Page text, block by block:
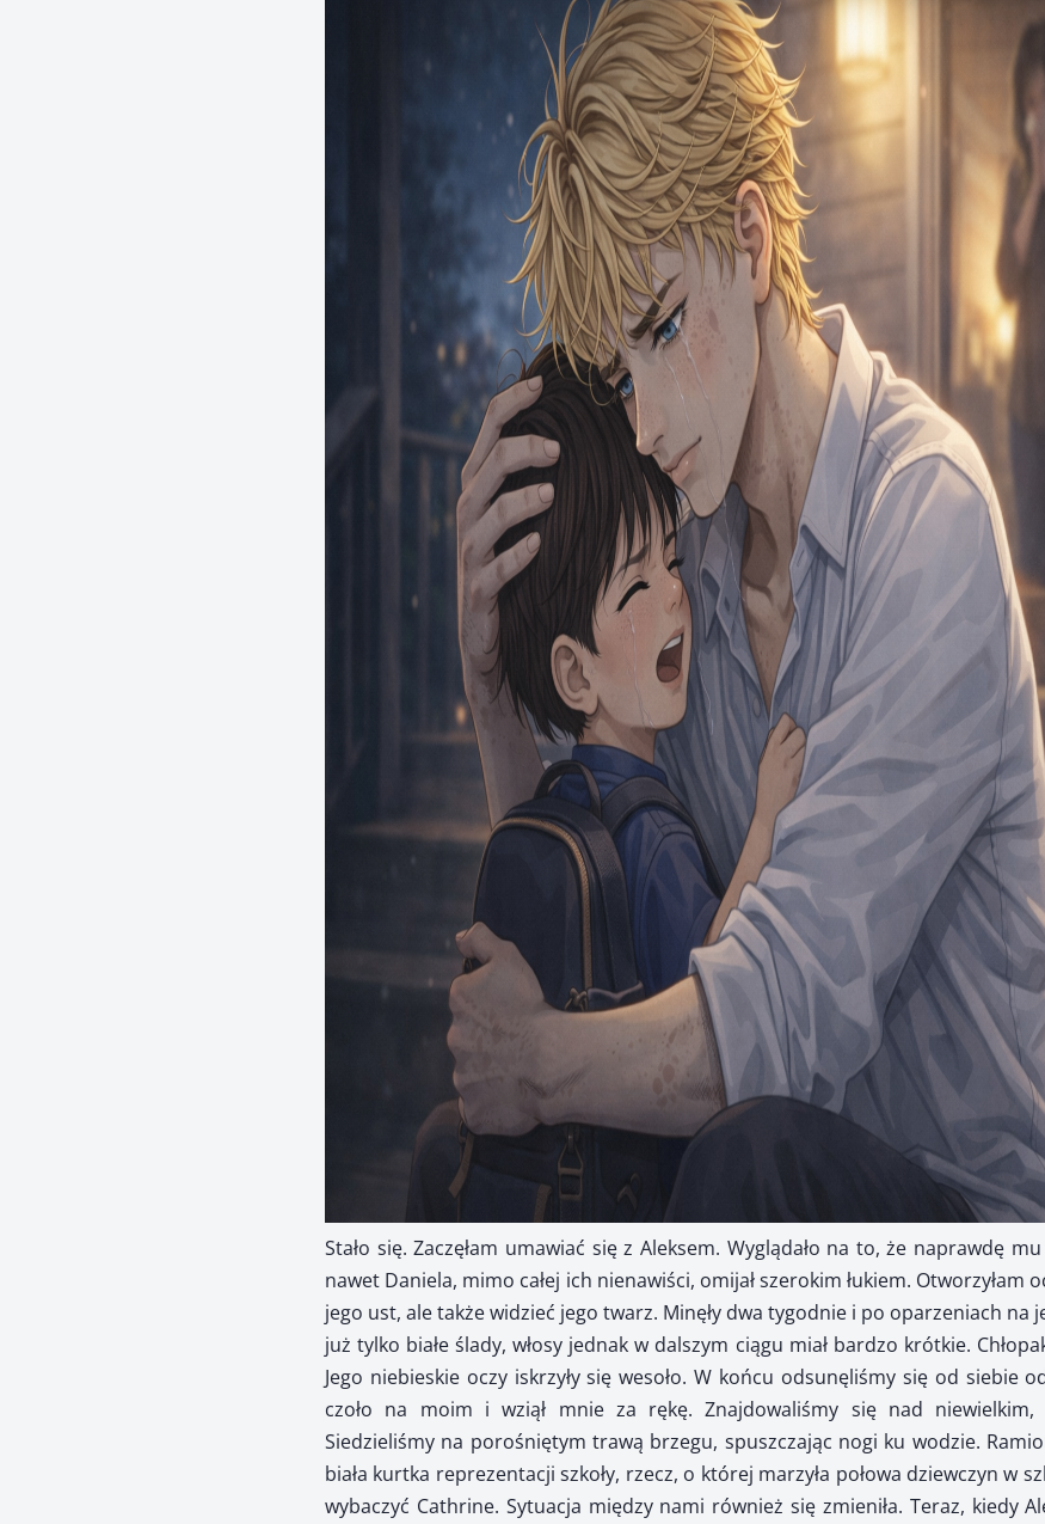
Stało się. Zaczęłam umawiać się z Aleksem. Wyglądało na to, że naprawdę
nawet Daniela, mimo całej ich nienawiści, omijał szerokim łukiem. Otworzyłam
jego ust, ale także widzieć jego twarz. Minęły dwa tygodnie i po oparzeniach na
już tylko białe ślady, włosy jednak w dalszym ciągu miał bardzo krótkie.
Jego niebieskie oczy iskrzyły się wesoło. W końcu odsunęliśmy się od siebie
czoło na moim i wziął mnie za rękę. Znajdowaliśmy się nad niewielkim,
Siedzieliśmy na porośniętym trawą brzegu, spuszczając nogi ku wodzie.
biała kurtka reprezentacji szkoły, rzecz, o której marzyła połowa dziewczyn w
wybaczyć Cathrine. Sytuacja między nami również się zmieniła. Teraz, kiedy